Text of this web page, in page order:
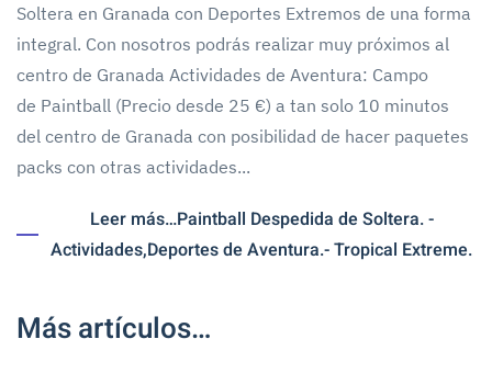
Soltera en Granada con Deportes Extremos de una forma
integral. Con nosotros podrás realizar muy próximos al
centro de Granada Actividades de Aventura: Campo
de Paintball (Precio desde 25 €) a tan solo 10 minutos
del centro de Granada con posibilidad de hacer paquetes
packs con otras actividades...
Leer más…Paintball Despedida de Soltera. -
Actividades,Deportes de Aventura.- Tropical Extreme.
Más artículos…